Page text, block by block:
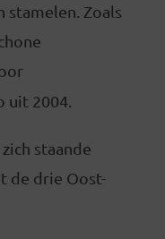
stamelen. Zoals
uit 2004.
staande
de drie Oost-